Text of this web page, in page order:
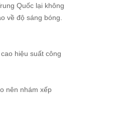
Quốc lại không
về độ sáng bóng.
hiệu suất công
nên nhám xếp